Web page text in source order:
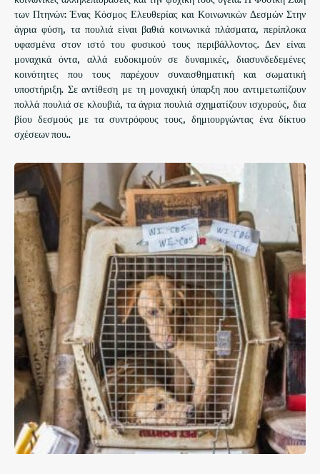
των Πτηνών: Ένας Κόσμος Ελευθερίας και Κοινωνικών Δεσμών Στην
άγρια ​​φύση, τα πουλιά είναι βαθιά κοινωνικά πλάσματα, περίπλοκα
υφασμένα στον ιστό του φυσικού τους περιβάλλοντος. Δεν είναι
μοναχικά όντα, αλλά ευδοκιμούν σε δυναμικές, διασυνδεδεμένες
κοινότητες που τους παρέχουν συναισθηματική και σωματική
υποστήριξη. Σε αντίθεση με τη μοναχική ύπαρξη που αντιμετωπίζουν
πολλά πουλιά σε κλουβιά, τα άγρια ​​πουλιά σχηματίζουν ισχυρούς, δια
βίου δεσμούς με τα συντρόφους τους, δημιουργώντας ένα δίκτυο
σχέσεων που..